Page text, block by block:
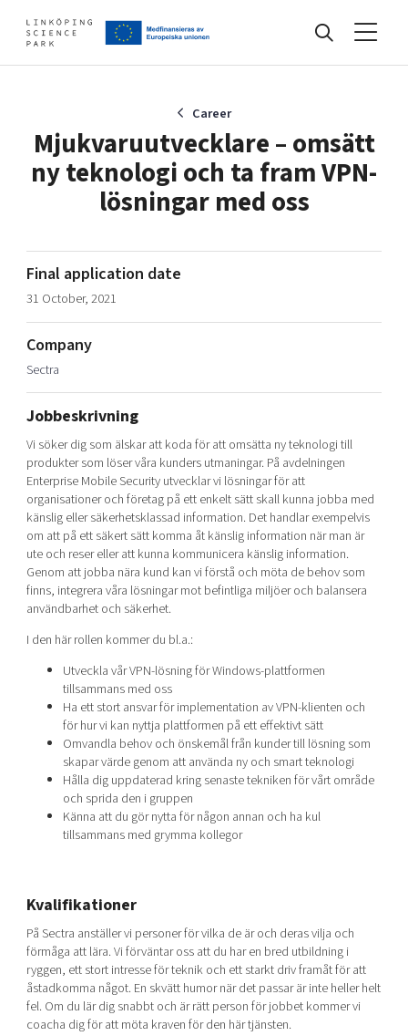
Find your network
Artificial intelligence
Cybersecurity
Manufacturing industries
Global talent
Visual technologies
Shaping cities and regions
Bright East
East Sweden Tech Women
Reversed mentorship
Develop your company
Upgrade your skills & master new ones
Talent & skills
Startup & industry collaboration
Offers to boost your business
Funding opportunities
About
Our story, mission & vision
Our community of companies
Projects
Publications
Project toolbox
Our clusters
Locations
40 years anniversary
Today's lunch in Mjärdevi
Career
Mjukvaruutvecklare – omsätt
ny teknologi och ta fram VPN-
lösningar med oss
Final application date
31 October, 2021
Company
Sectra
Jobbeskrivning
Vi söker dig som älskar att koda för att omsätta ny teknologi till
produkter som löser våra kunders utmaningar. På avdelningen
Enterprise Mobile Security utvecklar vi lösningar för att
organisationer och företag på ett enkelt sätt skall kunna jobba med
känslig eller säkerhetsklassad information. Det handlar exempelvis
om att på ett säkert sätt komma åt känslig information när man är
ute och reser eller att kunna kommunicera känslig information.
Genom att jobba nära kund kan vi förstå och möta de behov som
finns, integrera våra lösningar mot befintliga miljöer och balansera
användbarhet och säkerhet.
I den här rollen kommer du bl.a.:
Utveckla vår VPN-lösning för Windows-plattformen
tillsammans med oss
Ha ett stort ansvar för implementation av VPN-klienten och
för hur vi kan nyttja plattformen på ett effektivt sätt
Omvandla behov och önskemål från kunder till lösning som
skapar värde genom att använda ny och smart teknologi
Hålla dig uppdaterad kring senaste tekniken för vårt område
och sprida den i gruppen
Känna att du gör nytta för någon annan och ha kul
tillsammans med grymma kollegor
Kvalifikationer
På Sectra anställer vi personer för vilka de är och deras vilja och
förmåga att lära. Vi förväntar oss att du har en bred utbildning i
ryggen, ett stort intresse för teknik och ett starkt driv framåt för att
åstadkomma något. En skvätt humor när det passar är inte heller helt
fel. Om du lär dig snabbt och är rätt person för jobbet kommer vi
coacha dig för att möta kraven för den här tjänsten.